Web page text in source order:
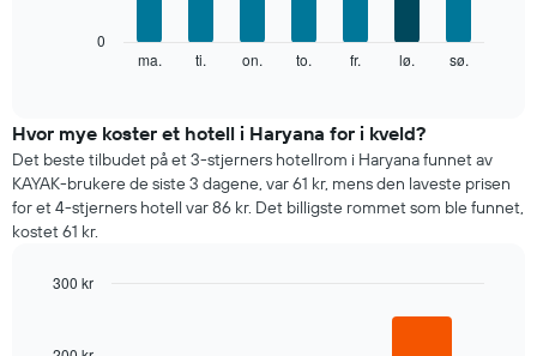
for
et
rom
Diagrammet
for
et
rom
for
hver
ukedag
ma. ti. on. to. fr. lø. sø.
0
Hvor mye koster et hotell i Haryana for i kveld?
Det beste tilbudet på et 3-stjerners hotellrom i Haryana funnet av
KAYAK-brukere de siste 3 dagene, var 61 kr, mens den laveste prisen
for et 4-stjerners hotell var 86 kr. Det billigste rommet som ble funnet,
kostet 61 kr.
with
300 kr